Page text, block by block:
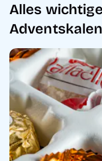
Alles